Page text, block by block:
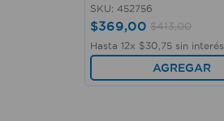
SKU: 452756
$369,00 $413,00
Hasta 12x $30 75 sin interés
AGREGAR